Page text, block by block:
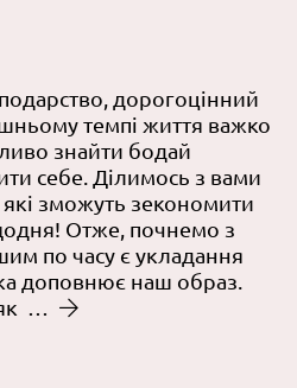
дорогоцінний
темпі життя важко
знайти бодай
себе. Ділимось з вами
зможуть зекономити
Отже, почнемо з
по часу є укладання
доповнює наш образ.
…